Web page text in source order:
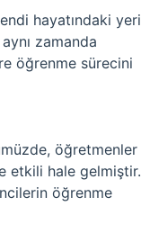
hayatındaki yeri
zamanda
öğrenme sürecini
öğretmenler
etkili hale gelmiştir.
öğrenme